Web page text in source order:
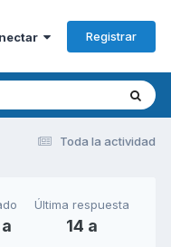
Registrar
Toda la actividad
Última respuesta
14 a